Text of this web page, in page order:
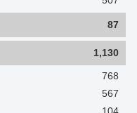
87
1,130
768
567